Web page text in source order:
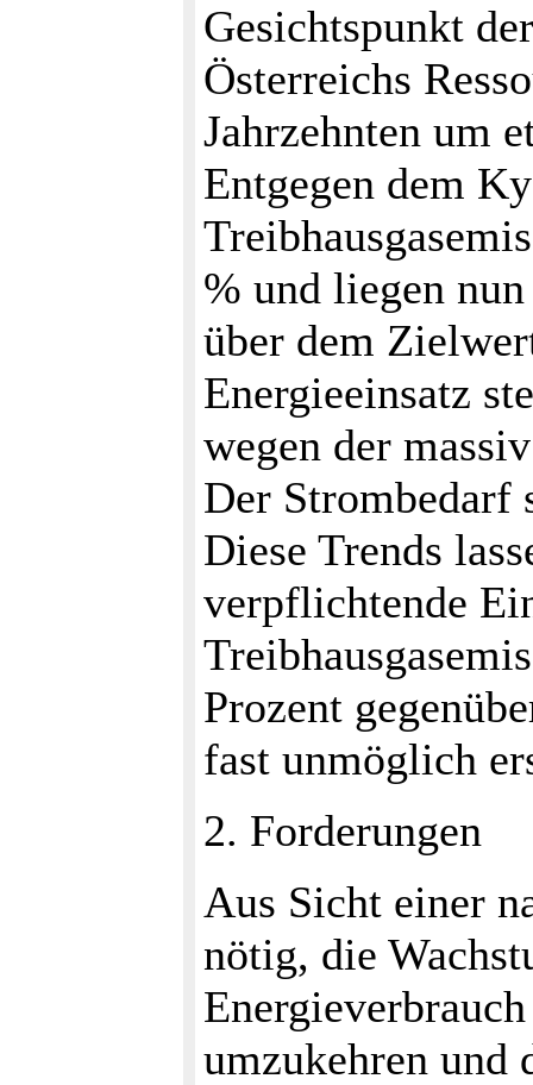
Gesichtspunkt
Österreichs
Jahrzehnten um
Entgegen dem
% und liegen
über dem
Energieeinsatz
wegen der
Der Strombedarf
Diese Trends
verpflichtende
Prozent
fast unmöglich
2. Forderungen
Aus Sicht einer
nötig, die
umzukehren und